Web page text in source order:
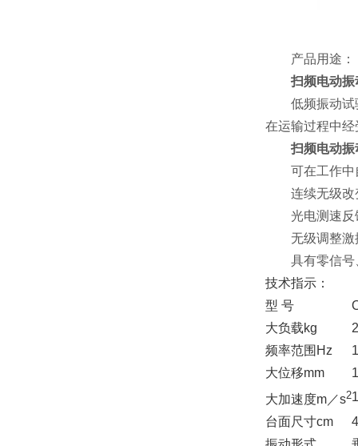
产品用途：
扫频电动
低频振动试验
在运输过程中
扫频电动
可在工作中
连续无级改
光电测速反
无级调整激
具有零信号
技术指示：
型 号
大负载kg
频率范围Hz
大位移mm
大加速度m／s2
台面尺寸cm